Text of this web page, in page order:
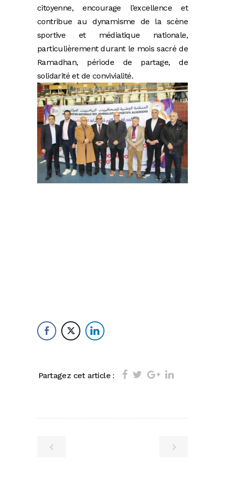
citoyenne, encourage l’excellence et
contribue au dynamisme de la scène
sportive et médiatique nationale,
particulièrement durant le mois sacré de
Ramadhan, période de partage, de
solidarité et de convivialité.
Partagez cet article :